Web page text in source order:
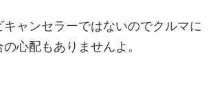
キャンセラーではないのでクルマに
心配もありませんよ。